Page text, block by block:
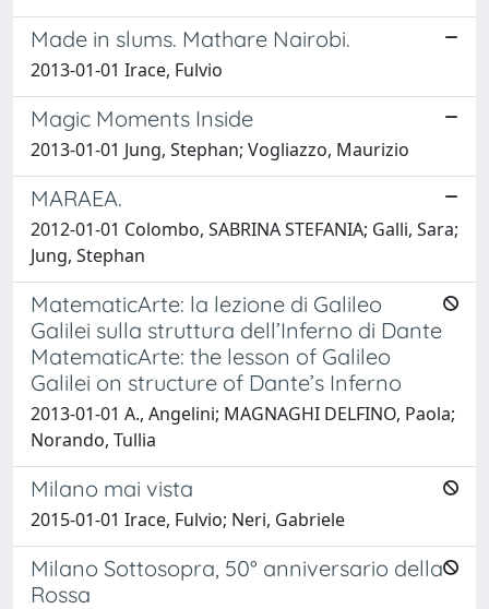
Made in slums. Mathare Nairobi.
2013-01-01 Irace, Fulvio
Magic Moments Inside
2013-01-01 Jung, Stephan; Vogliazzo, Maurizio
MARAEA.
2012-01-01 Colombo, SABRINA STEFANIA; Galli, Sara;
Jung, Stephan
MatematicArte: la lezione di Galileo
Galilei sulla struttura dell’Inferno di Dante
MatematicArte: the lesson of Galileo
Galilei on structure of Dante’s Inferno
2013-01-01 A., Angelini; MAGNAGHI DELFINO, Paola;
Norando, Tullia
Milano mai vista
2015-01-01 Irace, Fulvio; Neri, Gabriele
Milano Sottosopra, 50° anniversario della
Rossa